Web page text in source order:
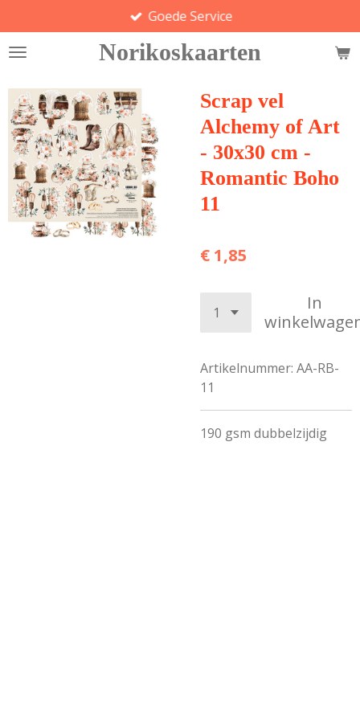
direct
naar
hoofdinhoud
Norikoskaarten
Goede Service
Scrap vel
Alchemy of Art
- 30x30 cm -
Romantic Boho
11
€ 1,85
In
Artikelnummer: AA-RB-
11
190 gsm dubbelzijdig